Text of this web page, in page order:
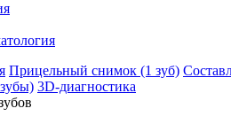
Прицельный снимок (1 зуб)
3D-диагностика